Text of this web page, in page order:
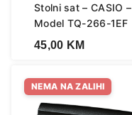
Stolni sat – CASIO –
Model TQ-266-1EF
45,00 KM
NEMA NA ZALIHI